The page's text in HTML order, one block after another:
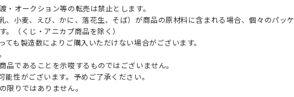
オークション等の転売は禁止とします。
小麦、えび、かに、落花生、そば）が商品の原材料に含まれる場合、個々のパッ
（くじ・アニカプ商品を除く）
も製造数によりご購入いただけない場合がございます。
であることを示唆するものではございません。
性がございます。予めご了承ください。
限りではありません。